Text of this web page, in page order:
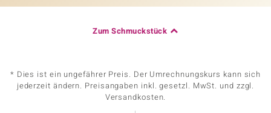
Zum Schmuckstück
* Dies ist ein ungefährer Preis. Der Umrechnungskurs kann sich
jederzeit ändern. Preisangaben inkl. gesetzl. MwSt. und zzgl.
Versandkosten.